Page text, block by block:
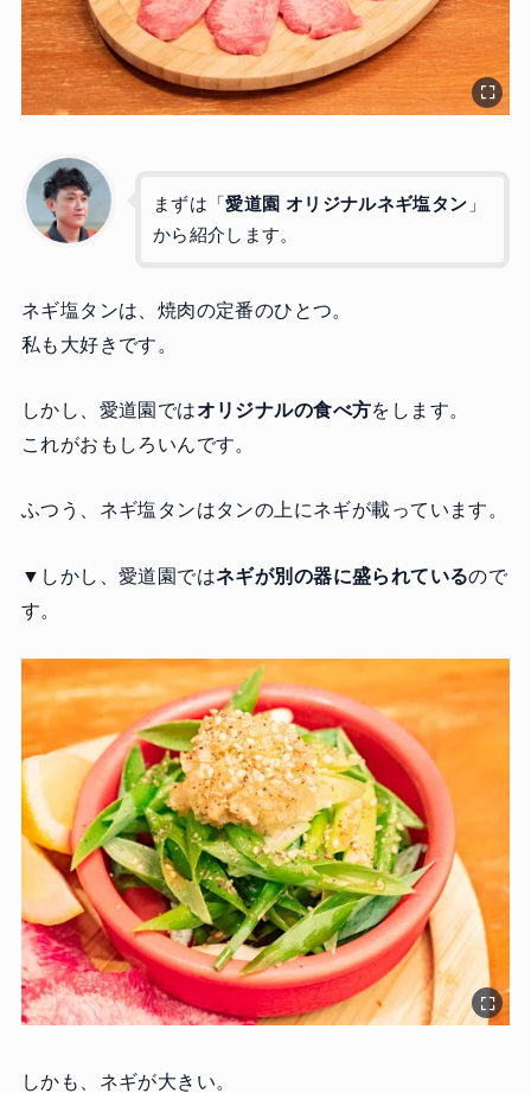
まずは「愛道園 オリジナルネギ塩タン 」
から紹介します。
ネギ塩タンは、焼肉の定番のひとつ。
私も大好きです。
しかし、愛道園ではオリジナルの食べ方をします。
これがおもしろいんです。
ふつう、ネギ塩タンはタンの上にネギが載っています。
▼しかし、愛道園ではネギが別の器に盛られているので
す。
しかも、ネギが大きい。